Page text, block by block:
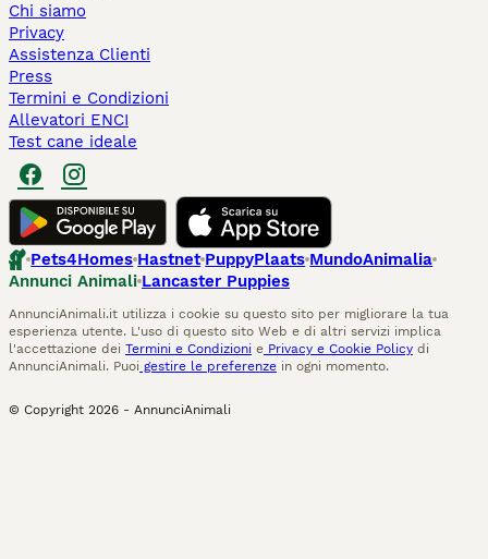
Chi siamo
Privacy
Assistenza Clienti
Press
Termini e Condizioni
Allevatori ENCI
Test cane ideale
Pets4Homes Hastnet PuppyPlaats MundoAnimalia
Annunci Animali Lancaster Puppies
AnnunciAnimali.it utilizza i cookie su questo sito per migliorare la tua
esperienza utente. L'uso di questo sito Web e di altri servizi implica
l'accettazione dei Termini e Condizioni e Privacy e Cookie Policy di
AnnunciAnimali. Puoi gestire le preferenze in ogni momento.
© Copyright 2026 - AnnunciAnimali